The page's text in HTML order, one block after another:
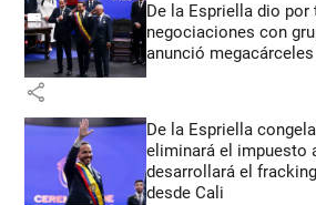
De la Espriella dio
negociaciones con
anunció megacárceles
share
De la Espriella
eliminará el impuesto
desarrollará el
desde Cali